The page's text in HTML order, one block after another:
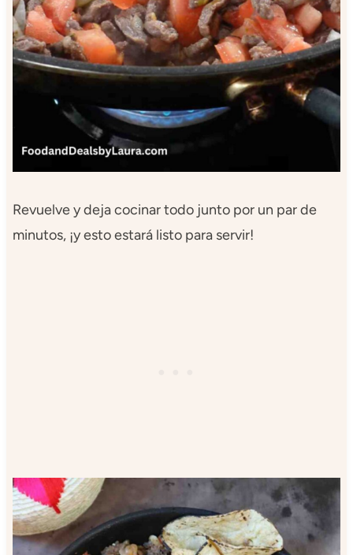
Revuelve y deja cocinar todo junto por un par de
minutos, ¡y esto estará listo para servir!